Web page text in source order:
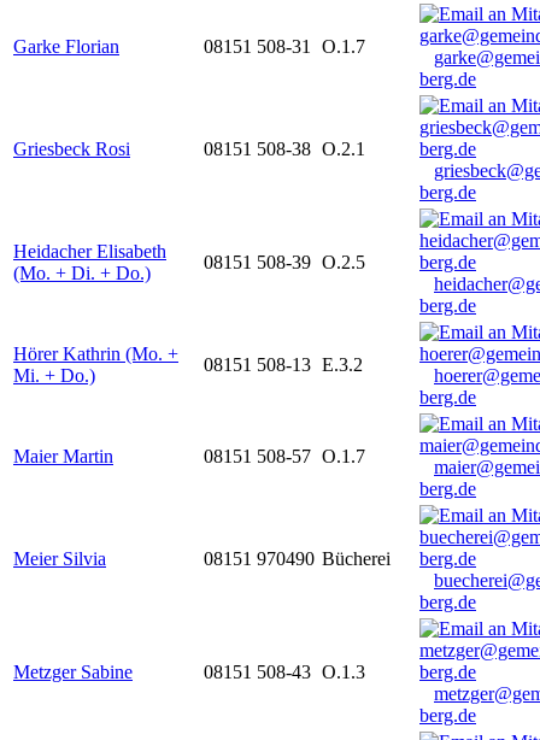
Garke Florian 08151 508-31 O.1.7
berg.de
Griesbeck Rosi 08151 508-38 O.2.1
berg.de
Heidacher Elisabeth
(Mo. + Di. + Do.)
08151 508-39 O.2.5
berg.de
Hörer Kathrin (Mo. +
Mi. + Do.)
08151 508-13 E.3.2
berg.de
Maier Martin 08151 508-57 O.1.7
berg.de
Meier Silvia 08151 970490 Bücherei
berg.de
Metzger Sabine 08151 508-43 O.1.3
berg.de